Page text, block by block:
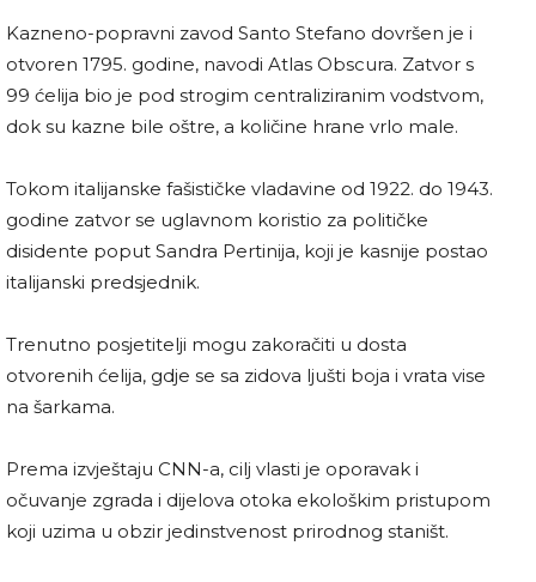
Kazneno-popravni zavod Santo Stefano dovršen je i
otvoren 1795. godine, navodi Atlas Obscura. Zatvor s
99 ćelija bio je pod strogim centraliziranim vodstvom,
dok su kazne bile oštre, a količine hrane vrlo male.
Tokom italijanske fašističke vladavine od 1922. do 1943.
godine zatvor se uglavnom koristio za političke
disidente poput Sandra Pertinija, koji je kasnije postao
italijanski predsjednik.
Trenutno posjetitelji mogu zakoračiti u dosta
otvorenih ćelija, gdje se sa zidova ljušti boja i vrata vise
na šarkama.
Prema izvještaju CNN-a, cilj vlasti je oporavak i
očuvanje zgrada i dijelova otoka ekološkim pristupom
koji uzima u obzir jedinstvenost prirodnog staništ.